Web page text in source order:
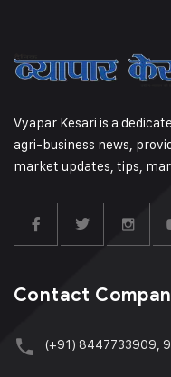
Vyapar Kesari is a
agri-business news,
market updates, tips,
Contact
(+91) 8447733909,